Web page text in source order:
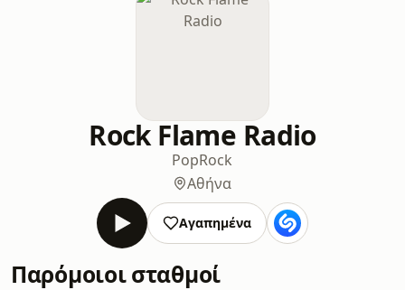
Rock Flame Radio
PopRock
Αθήνα
Αγαπημένα
Παρόμοιοι σταθμοί